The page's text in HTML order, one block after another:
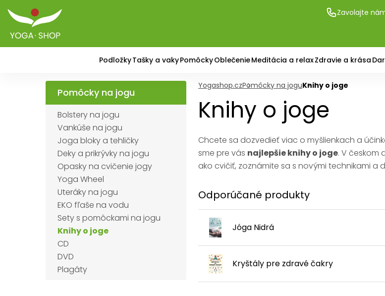
Zavolajte
PodložkyTašky a vakyPomôckyOblečenieMeditácia a relaxZdravie a krása
Pomôcky na jogu
Bolstery na jogu
Vankúše na jogu
Joga bloky a tehličky
Deky a prikrývky na jogu
Opasky na cvičenie jogy
Yoga Wheel
Uteráky na jogu
EKO fľaše na vodu
Sety s pomôckami na jogu
Knihy o joge
CD
DVD
Plagáty
Yogashop.czPomôcky na joguKnihy o joge
Knihy o joge
Chcete sa dozvedieť viac o myšlienkach a
sme pre vás najlepšie knihy o joge. V českom
ako cvičiť, zoznámite sa s novými technikami
Odporúčané produkty
Jóga Nidrá
Kryštály pre zdravé čakry